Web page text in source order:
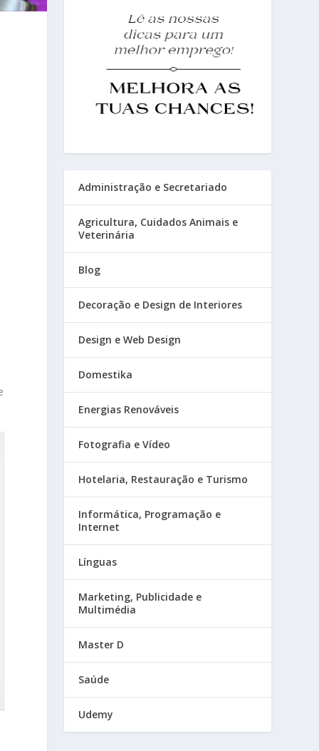
Administração e Secretariado
Agricultura, Cuidados Animais e
Veterinária
Blog
Decoração e Design de Interiores
Design e Web Design
Domestika
Energias Renováveis
Fotografia e Vídeo
Hotelaria, Restauração e Turismo
Informática, Programação e
Internet
Línguas
Marketing, Publicidade e
Multimédia
Master D
Saúde
Udemy